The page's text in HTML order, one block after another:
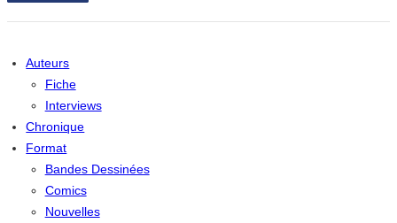
Auteurs
Fiche
Interviews
Chronique
Format
Bandes Dessinées
Comics
Nouvelles